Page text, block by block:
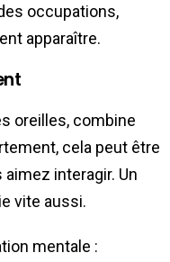
occupations,
apparaître.
oreilles, combine
cela peut être
interagir. Un
vite aussi.
mentale :